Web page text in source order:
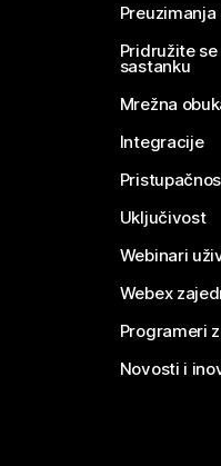
Preuzimanja
Pridružite
sastanku
Mrežna
Integracije
Uključivost
Webinari
Webex
Programeri
Novosti i